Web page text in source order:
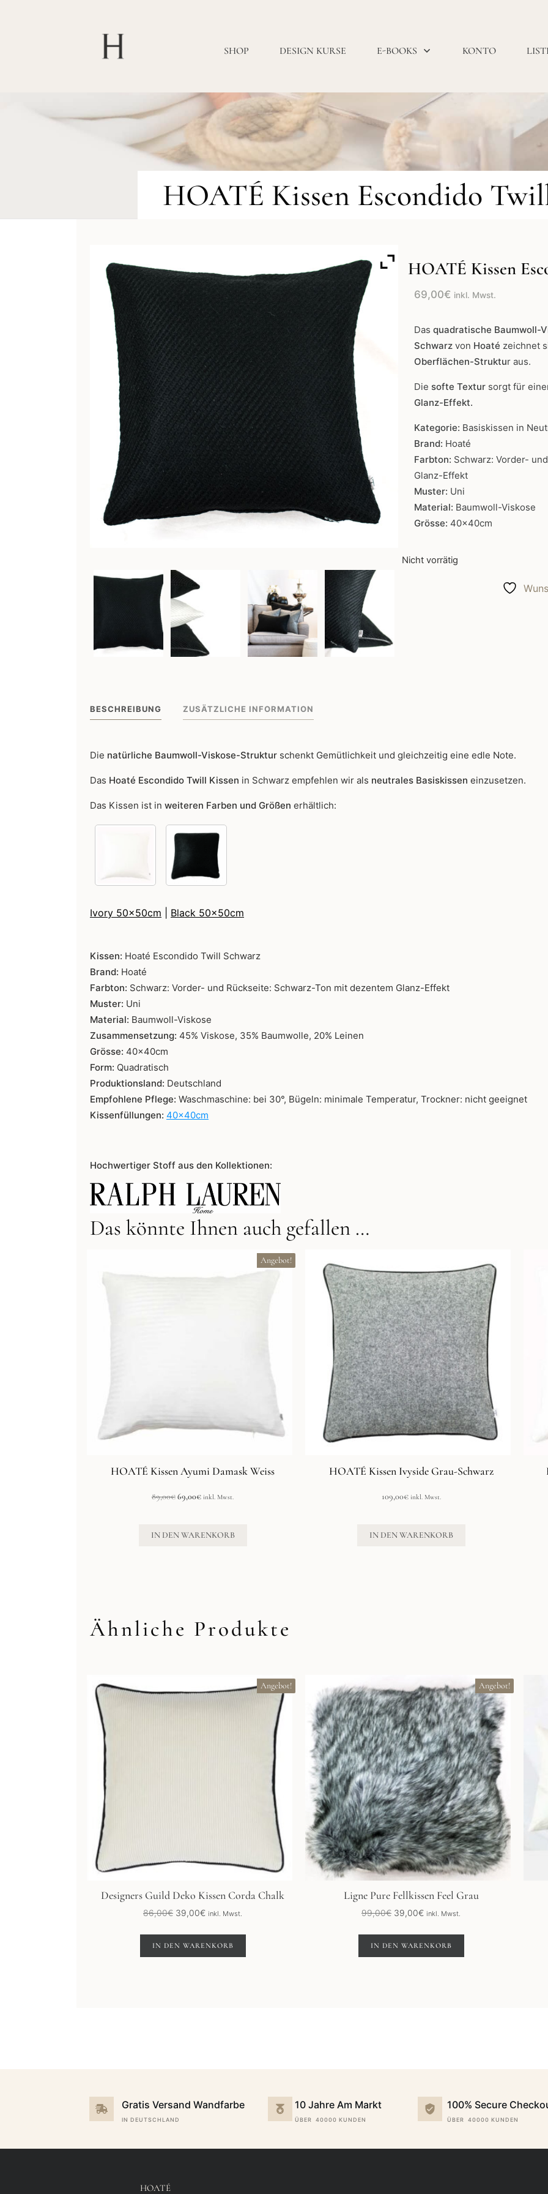
SHOP DESIGN KURSE E-BOOKS KONTO
HOATÉ Kissen Escondido
HOATÉ Kissen
69,00€ inkl. Mwst.
Das quadratische Baumwoll-
Schwarz von Hoaté zeichnet
Oberflächen-Struktur aus.
Die softe Textur sorgt für
Glanz-Effekt.
Kategorie: Basiskissen in
Brand: Hoaté
Farbton: Schwarz: Vorder-
Glanz-Effekt
Muster: Uni
Material: Baumwoll-Viskose
Grösse: 40x40cm
Nicht vorrätig
BESCHREIBUNG ZUSÄTZLICHE INFORMATION
Die natürliche Baumwoll-Viskose-Struktur schenkt Gemütlichkeit und gleichzeitig eine edle Note.
Das Hoaté Escondido Twill Kissen in Schwarz empfehlen wir als neutrales Basiskissen einzusetzen.
Das Kissen ist in weiteren Farben und Größen erhältlich:
Ivory 50x50cm Black 50x50cm
Kissen: Hoaté Escondido Twill Schwarz
Brand: Hoaté
Farbton: Schwarz: Vorder- und Rückseite: Schwarz-Ton mit dezentem Glanz-Effekt
Muster: Uni
Material: Baumwoll-Viskose
Zusammensetzung: 45% Viskose, 35% Baumwolle, 20% Leinen
Grösse: 40x40cm
Form: Quadratisch
Produktionsland: Deutschland
Empfohlene Pflege: Waschmaschine: bei 30°, Bügeln: minimale Temperatur, Trockner: nicht geeignet
Kissenfüllungen: 40x40cm
Hochwertiger Stoff aus den Kollektionen:
Das könnte Ihnen auch gefallen …
Angebot!
HOATÉ Kissen Ayumi Damask Weiss
89,00€Ursprünglicher
89,00€
69,00€Aktueller
69,00€.
inkl. Mwst.
IN DEN WARENKORB
HOATÉ Kissen Ivyside Grau-Schwarz
109,00€ inkl. Mwst.
IN DEN WARENKORB
Ähnliche Produkte
Angebot!
Designers Guild Deko Kissen Corda Chalk
86,00€ Ursprünglicher
war:
86,00€
39,00€Aktueller
ist:
39,00€.
inkl. Mwst.
IN DEN WARENKORB
Angebot!
Ligne Pure Fellkissen Feel Grau
99,00€ Ursprünglicher
war:
99,00€
39,00€Aktueller
ist:
39,00€.
inkl. Mwst.
IN DEN WARENKORB
Gratis Versand Wandfarbe
IN DEUTSCHLAND
10 Jahre Am Markt
ÜBER 40000 KUNDEN
100% Secure
ÜBER 40000 KUNDEN
HOATÉ